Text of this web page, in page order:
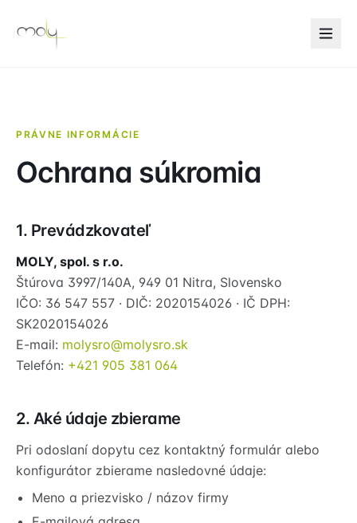
PRÁVNE INFORMÁCIE
Ochrana súkromia
1. Prevádzkovateľ
MOLY, spol. s r.o.
Štúrova 3997/140A, 949 01 Nitra, Slovensko
IČO: 36 547 557 · DIČ: 2020154026 · IČ DPH:
SK2020154026
E-mail: molysro@molysro.sk
Telefón: +421 905 381 064
2. Aké údaje zbierame
Pri odoslaní dopytu cez kontaktný formulár alebo
konfigurátor zbierame nasledovné údaje:
Meno a priezvisko / názov firmy